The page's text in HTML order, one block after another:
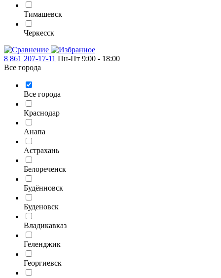
Тимашевск
Черкесск
8 861 207-17-11 Пн-Пт 9:00 - 18:00
Все города
Все города
Краснодар
Анапа
Астрахань
Белореченск
Будённовск
Буденовск
Владикавказ
Геленджик
Георгиевск